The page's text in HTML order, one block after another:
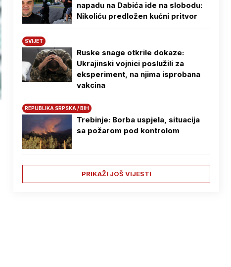
napadu na Dabića ide na slobodu:
Nikoliću predložen kućni pritvor
SVIJET
Ruske snage otkrile dokaze:
Ukrajinski vojnici poslužili za
eksperiment, na njima isprobana
vakcina
REPUBLIKA SRPSKA / BIH
Trebinje: Borba uspjela, situacija
sa požarom pod kontrolom
PRIKAŽI JOŠ VIJESTI